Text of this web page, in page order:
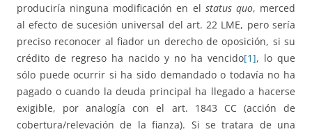
produciría ninguna modificación en el status quo, merced
al efecto de sucesión universal del art. 22 LME, pero sería
preciso reconocer al fiador un derecho de oposición, si su
crédito de regreso ha nacido y no ha vencido[1], lo que
sólo puede ocurrir si ha sido demandado o todavía no ha
pagado o cuando la deuda principal ha llegado a hacerse
exigible, por analogía con el art. 1843 CC (acción de
cobertura/relevación de la fianza). Si se tratara de una